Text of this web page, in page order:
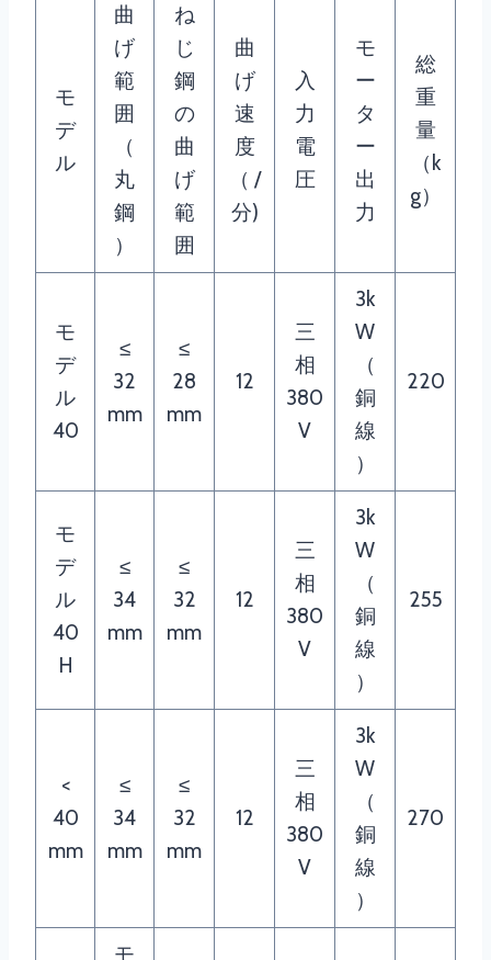
モ
デ
ル
曲
げ
範
囲
（
丸
鋼
）
ね
じ
鋼
の
曲
げ
範
囲
曲
げ
速
度
（ /
分)
入
力
電
圧
モ
ー
タ
ー
出
力
総
重
量
（k
g）
モ
デ
ル
40
≤
32
mm
≤
28
mm
12
三
相
380
V
3k
W
（
銅
線
）
220
モ
デ
ル
40
H
≤
34
mm
≤
32
mm
12
三
相
380
V
3k
W
（
銅
線
）
255
<
40
mm
≤
34
mm
≤
32
mm
12
三
相
380
V
3k
W
（
銅
線
）
270
モ